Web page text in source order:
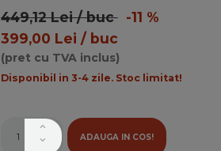
449,12 Lei / buc-11 %
399,00 Lei / buc
(pret cu TVA inclus)
Disponibil in 3-4 zile. Stoc limitat!
ADAUGA IN COS!